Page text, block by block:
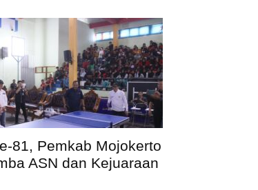
81, Pemkab Mojokerto
ASN dan Kejuaraan